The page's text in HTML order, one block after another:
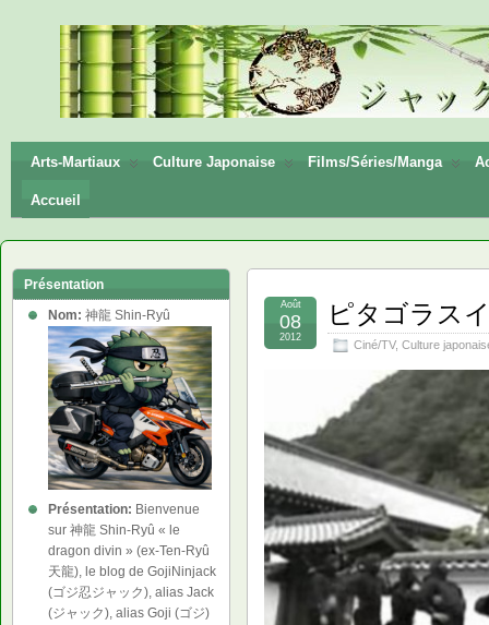
神龍
Shin-
Ryū
Arts-Martiaux Culture Japonaise Films/Séries/Manga
Accueil
ピタゴラス
Ciné/TV, Culture
Août
08
2012
Présentation
Nom: 神龍 Shin-Ryû
Présentation: Bienvenue
sur 神龍 Shin-Ryû « le
dragon divin » (ex-Ten-Ryû
天龍), le blog de GojiNinjack
(ゴジ忍ジャック), alias Jack
(ジャック), alias Goji (ゴジ)